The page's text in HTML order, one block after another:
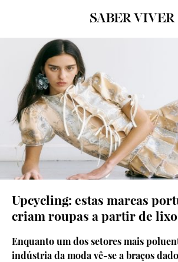
© Béhen
Upcycling: estas marcas
criam roupas a partir de
Enquanto um dos setores mais
indústria da moda vê-se a braços